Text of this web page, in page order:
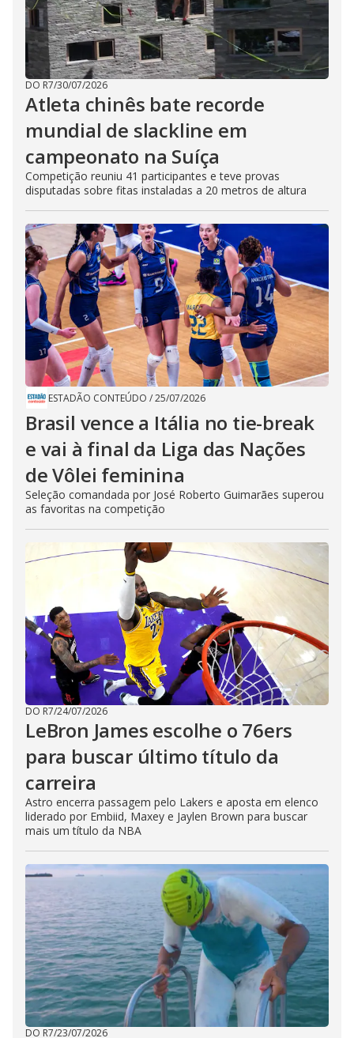
DO R7/30/07/2026
Atleta chinês bate recorde
mundial de slackline em
campeonato na Suíça
Competição reuniu 41 participantes e teve provas
disputadas sobre fitas instaladas a 20 metros de altura
ESTADÃO CONTEÚDO /25/07/2026
Brasil vence a Itália no tie-break
e vai à final da Liga das Nações
de Vôlei feminina
Seleção comandada por José Roberto Guimarães superou
as favoritas na competição
DO R7/24/07/2026
LeBron James escolhe o 76ers
para buscar último título da
carreira
Astro encerra passagem pelo Lakers e aposta em elenco
liderado por Embiid, Maxey e Jaylen Brown para buscar
mais um título da NBA
DO R7/23/07/2026